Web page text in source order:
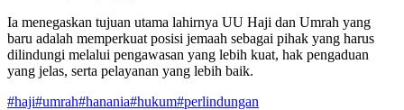
Ia menegaskan tujuan utama lahirnya UU Haji dan Umrah yang
baru adalah memperkuat posisi jemaah sebagai pihak yang harus
dilindungi melalui pengawasan yang lebih kuat, hak pengaduan
yang jelas, serta pelayanan yang lebih baik.
#haji#umrah#hanania#hukum#perlindungan